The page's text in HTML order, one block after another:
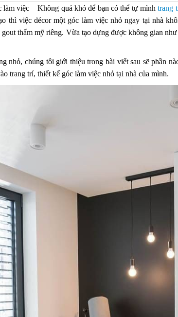
làm việc – Không quá khó để bạn có thể tự mìnhtrang
thì việc décor một góc làm việc nhỏ ngay tại nhà
gout thẩm mỹ riêng. Vừa tạo dựng được không gian
nhỏ, chúng tôi giới thiệu trong bài viết sau sẽ phần
trang trí, thiết kế góc làm việc nhỏ tại nhà của mình.